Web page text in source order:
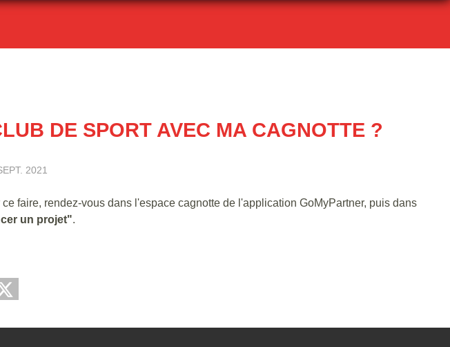
DE SPORT AVEC MA CAGNOTTE ?
2021
ce faire, rendez-vous dans l'espace cagnotte de l'application GoMyPartner, puis dans
un projet".